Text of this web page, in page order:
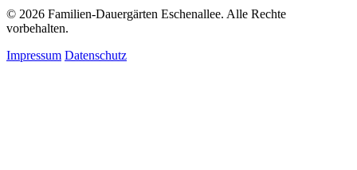
© 2026 Familien-Dauergärten Eschenallee. Alle Rechte
vorbehalten.
Impressum Datenschutz